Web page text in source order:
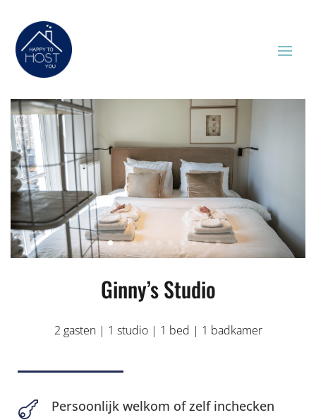
Ginny’s Studio
2 gasten | 1 studio | 1 bed | 1 badkamer
 Persoonlijk welkom of zelf inchecken